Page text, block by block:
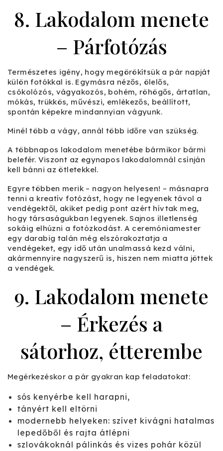
8. Lakodalom menete
– Párfotózás
Természetes igény, hogy megörökítsük a pár napját
külön fotókkal is. Egymásra nézős, ölelős,
csókolózós, vágyakozós, bohém, röhögős, ártatlan,
mókás, trükkös, művészi, emlékezős, beállított,
spontán képekre mindannyian vágyunk.
Minél több a vágy, annál több időre van szükség.
A többnapos lakodalom menetébe bármikor bármi
belefér. Viszont az egynapos lakodalomnál csínján
kell bánni az ötletekkel.
Egyre többen merik – nagyon helyesen! – másnapra
tenni a kreatív fotózást, hogy ne legyenek távol a
vendégektől, akiket pedig pont azért hívtak meg,
hogy társaságukban legyenek. Sajnos illetlenség
sokáig elhúzni a fotózkodást. A ceremóniamester
egy darabig talán még elszórakoztatja a
vendégeket, egy idő után unalmassá kezd válni,
akármennyire nagyszerű is, hiszen nem miatta jöttek
a vendégek.
9. Lakodalom menete
– Érkezés a
sátorhoz, étterembe
Megérkezéskor a pár gyakran kap feladatokat:
sós kenyérbe kell harapni,
tányért kell eltörni
modernebb helyeken: szívet kivágni hatalmas
lepedőből és rajta átlépni
szlovákoknál pálinkás és vizes pohár közül